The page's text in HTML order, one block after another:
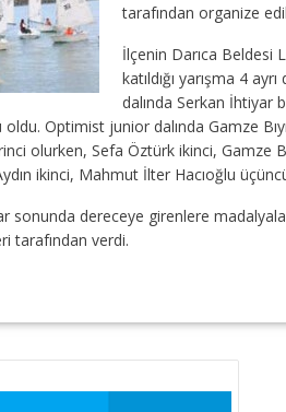
tarafından organize
İlçenin Darıca Beldesi
katıldığı yarışma 4
dalında Serkan İhtiyar
Optimist junior dalında Gamze
olurken, Sefa Öztürk ikinci, Gamze
ikinci, Mahmut İlter Hacıoğlu
sonunda dereceye girenlere
tarafından verdi.